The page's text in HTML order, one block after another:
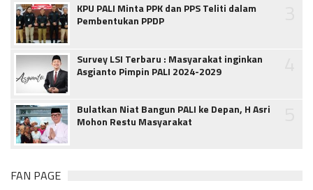
KPU PALI Minta PPK dan PPS Teliti dalam
Pembentukan PPDP
Survey LSI Terbaru : Masyarakat inginkan
Asgianto Pimpin PALI 2024-2029
Bulatkan Niat Bangun PALI ke Depan, H Asri
Mohon Restu Masyarakat
FAN PAGE